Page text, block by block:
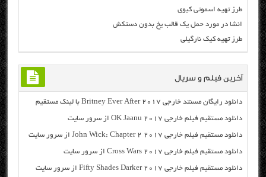
طرز تهیه اسموتی کیوی
انشا در مورد حمل یک قالب یخ بدون دستکش
طرز تهیه کیک نارگیلی
آخرین فیلم و سریال
دانلود رایگان مسنتد خارجی Britney Ever After 2017 با لینک مستقیم
دانلود مستقیم فیلم خارجی OK Jaanu 2017 از سرور سایت
دانلود مستقیم فیلم خارجی John Wick: Chapter 2 2017 از سرور سایت
دانلود مستقیم فیلم خارجی Cross Wars 2017 از سرور سایت
دانلود مستقیم فیلم خارجی Fifty Shades Darker 2017 از سرور سایت